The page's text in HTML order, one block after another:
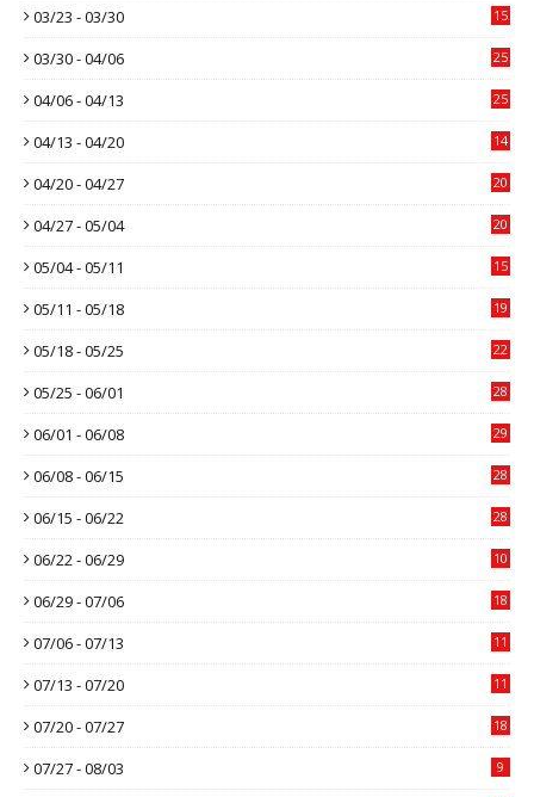
03/23 - 03/30 15
03/30 - 04/06 25
04/06 - 04/13 25
04/13 - 04/20 14
04/20 - 04/27 20
04/27 - 05/04 20
05/04 - 05/11 15
05/11 - 05/18 19
05/18 - 05/25 22
05/25 - 06/01 28
06/01 - 06/08 29
06/08 - 06/15 28
06/15 - 06/22 28
06/22 - 06/29 10
06/29 - 07/06 18
07/06 - 07/13 11
07/13 - 07/20 11
07/20 - 07/27 18
07/27 - 08/03 9